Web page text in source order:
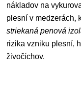
nákladov na
plesní v medzerách,
striekaná penová
rizika vzniku plesní,
živočíchov.